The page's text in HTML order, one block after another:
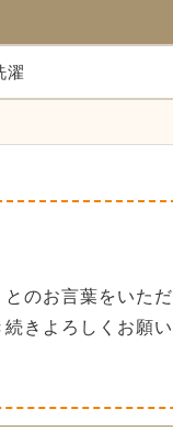
濯
のお言葉をいただ
きよろしくお願い